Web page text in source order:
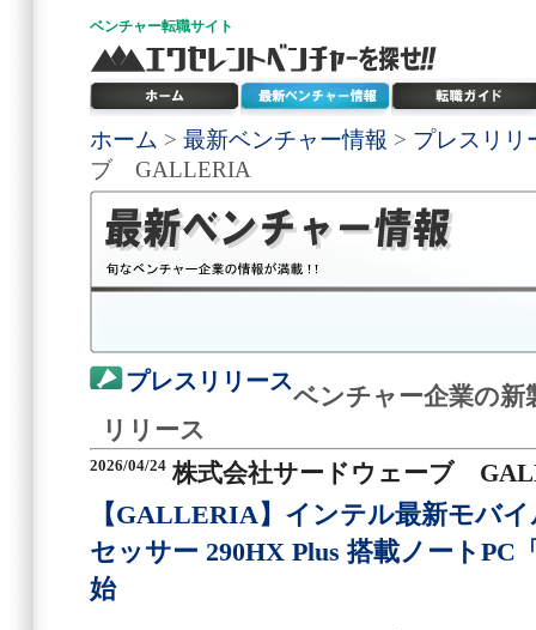
ベンチャー転職サイト
ホーム > 最新ベンチャー情報 > プレスリリ
ブ GALLERIA
プレスリリース
ベンチャー企業の新
リリース
2026/04/24 株式会社サードウェーブ
【GALLERIA】インテル最新モバ
セッサー 290HX Plus 搭載ノートPC
始